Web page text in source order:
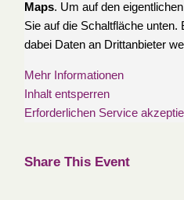
Maps. Um auf den
Sie auf die Schaltfläche unten.
dabei Daten an Drittanbieter
Mehr Informationen
Inhalt entsperren
Erforderlichen Service
Share This Event